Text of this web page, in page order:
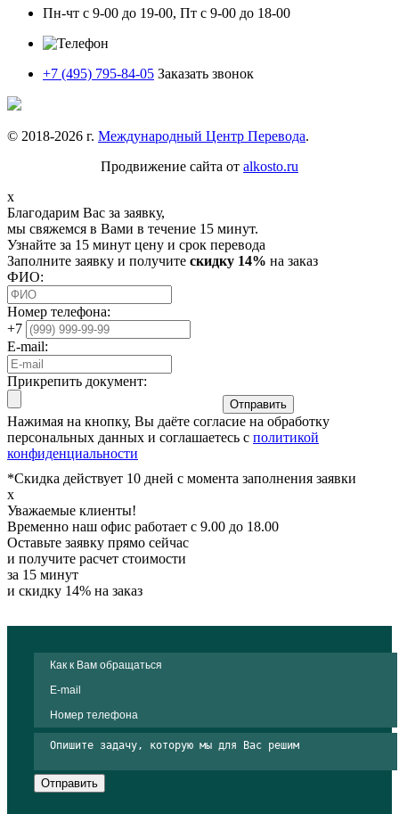
Пн-чт с 9-00 до 19-00, Пт с 9-00 до 18-00
+7 (495) 795-84-05 Заказать звонок
© 2018-2026 г. Международный Центр Перевода.
Продвижение сайта от alkosto.ru
x
Благодарим Вас за заявку,
мы свяжемся в Вами в течение 15 минут.
Узнайте за 15 минут цену и срок перевода
Заполните заявку и получите скидку 14% на заказ
ФИО:
Номер телефона:
+7
E-mail:
Прикрепить документ:
Отправить
Нажимая на кнопку, Вы даёте согласие на обработку
персональных данных и соглашаетесь с политикой
конфиденциальности
*Скидка действует 10 дней с момента заполнения заявки
x
Уважаемые клиенты!
Временно наш офис работает с 9.00 до 18.00
Оставьте заявку прямо сейчас
и получите расчет стоимости
за 15 минут
и скидку 14% на заказ
Отправить